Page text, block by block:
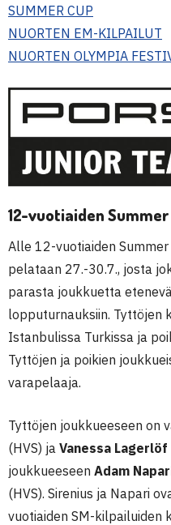
SUMMER CUP
NUORTEN EM-KILPAILUT
NUORTEN OLYMPIA
12-vuotiaiden Summer
Alle 12-vuotiaiden
pelataan 27.-30.7., josta
parasta joukkuetta
lopputurnauksiin. Tyttöjen
Istanbulissa Turkissa ja
Tyttöjen ja poikien
varapelaaja.
Tyttöjen joukkueeseen on
(HVS) ja Vanessa Lagerlöf
joukkueeseen Adam
(HVS). Sirenius ja Napari
vuotiaiden SM-kilpailuiden